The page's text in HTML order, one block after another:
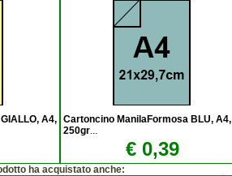
A4, Cartoncino ManilaFormosa BLU, A4,
250gr...
€ 0,39
ha acquistato anche: